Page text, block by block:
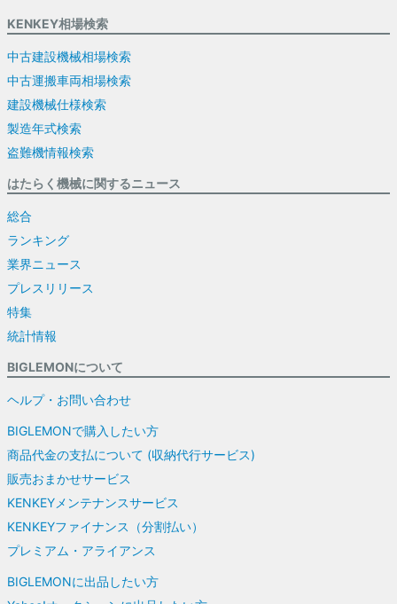
KENKEY相場検索
中古建設機械相場検索
中古運搬車両相場検索
建設機械仕様検索
製造年式検索
盗難機情報検索
はたらく機械に関するニュース
総合
ランキング
業界ニュース
プレスリリース
特集
統計情報
BIGLEMONについて
ヘルプ・お問い合わせ
BIGLEMONで購入したい方
商品代金の支払について (収納代行サービス)
販売おまかせサービス
KENKEYメンテナンスサービス
KENKEYファイナンス（分割払い）
プレミアム・アライアンス
BIGLEMONに出品したい方